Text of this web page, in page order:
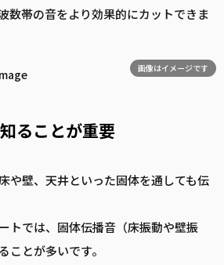
数帯の音をより効果的にカットできま
画像はイメージです
ることが重要
や壁、天井といった固体を通しても伝
トでは、固体伝播音（床振動や壁振
ことが多いです。